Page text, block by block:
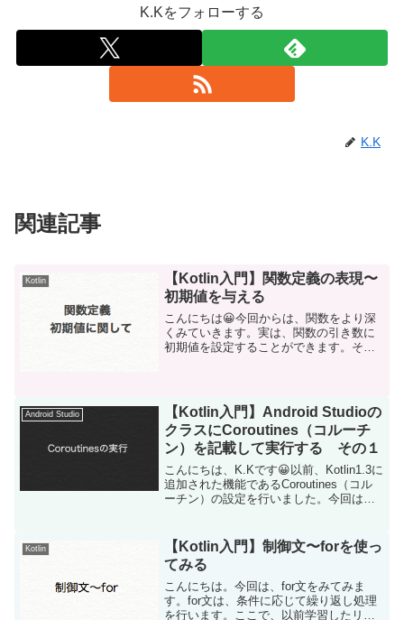
K.Kをフォローする
K.K
関連記事
Kotlin
【Kotlin入門】関数定義の表現〜
初期値を与える
こんにちは😀今回からは、関数をより深
くみていきます。実は、関数の引き数に
初期値を設定することができます。そう
に書いてみましょう。作成...
Android Studio
【Kotlin入門】Android Studioの
クラスにCoroutines（コルーチ
ン）を記載して実行する その１
こんにちは、K.Kです😀以前、Kotlin1.3に
追加された機能であるCoroutines（コル
ーチン）の設定を行いました。今回は、
の公式サイトを参考...
Kotlin
【Kotlin入門】制御文〜forを使っ
てみる
こんにちは。今回は、for文をみてみま
す。for文は、条件に応じて繰り返し処理
を行います。ここで、以前学習したリス